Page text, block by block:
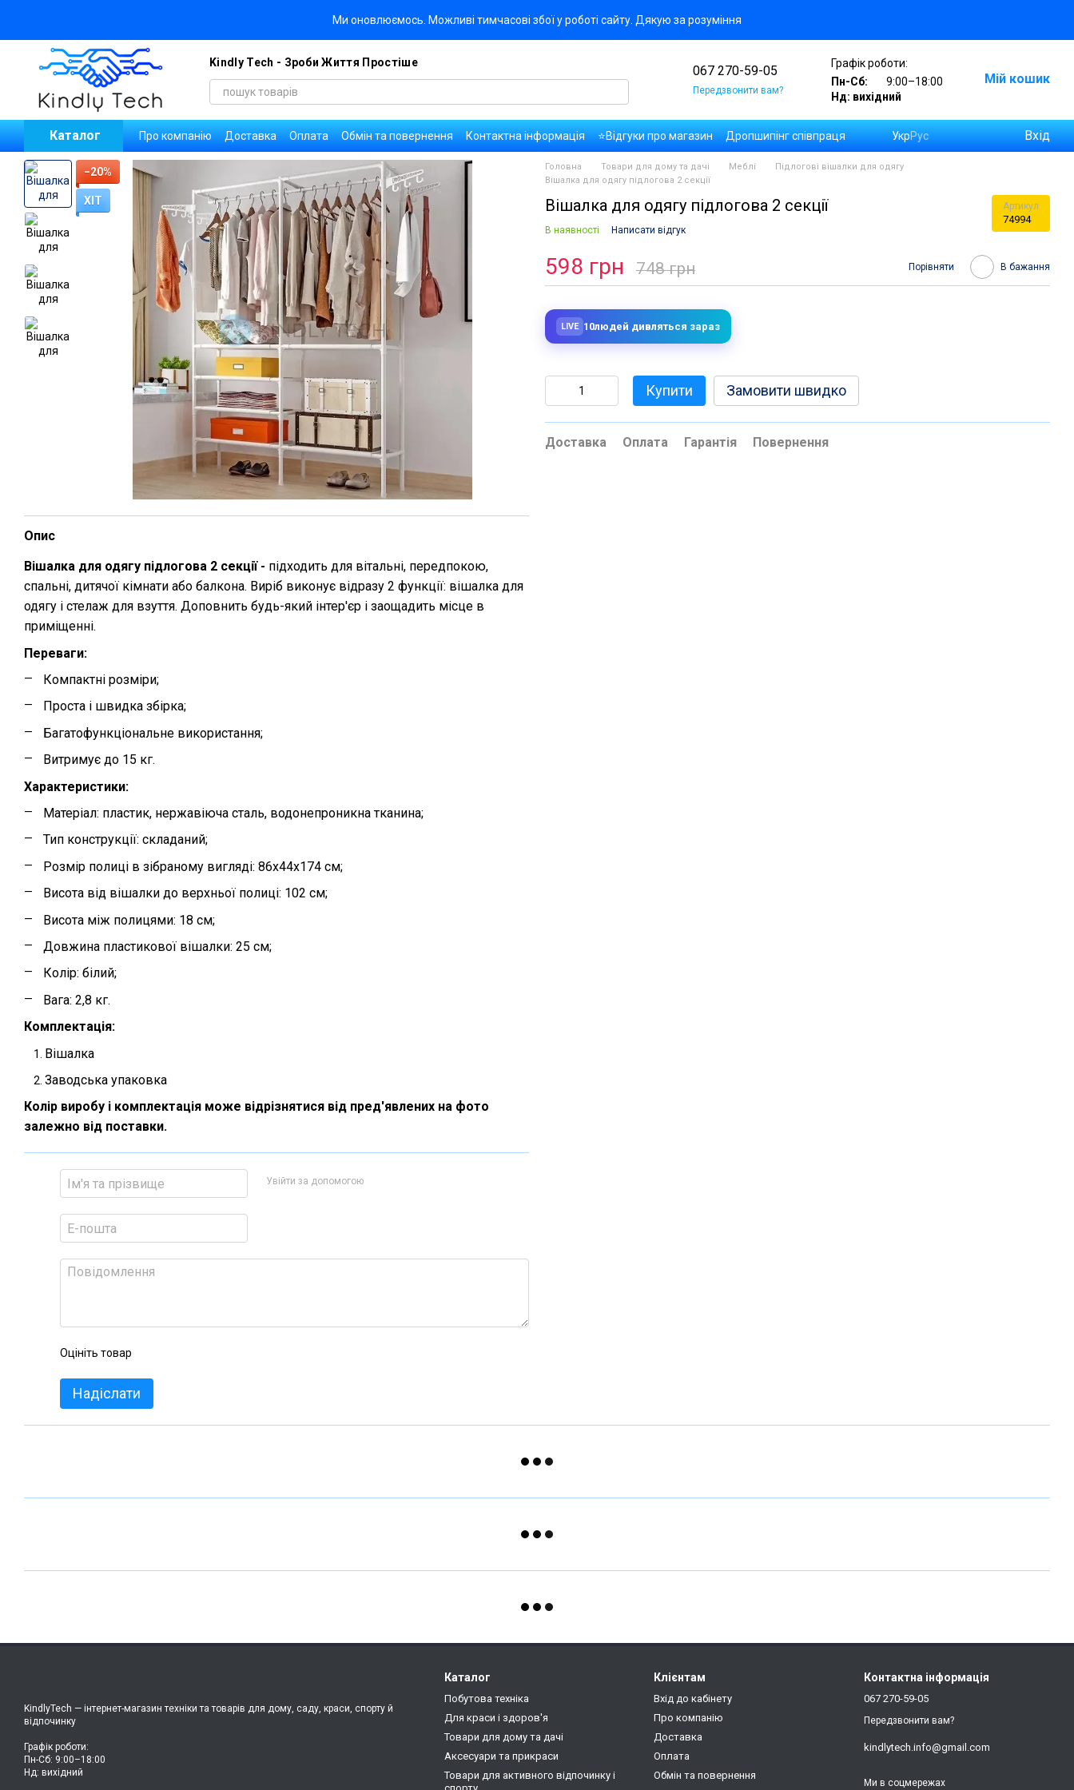
Ми оновлюємось. Можливі тимчасові збої у роботі сайту. Дякую за розуміння
Kindly Tech - Зроби Життя Простіше
067 270-59-05
Передзвонити вам?
Графік роботи:
Пн-Сб:
9:00–18:00
Нд: вихідний
Мій кошик
Каталог Про компанію Доставка Оплата Обмін та повернення Контактна інформація ⭐Відгуки про магазин
Дропшипінг співпраця
Блог
Договір публічної оферти Угода користувача Правила публікації коментарів та відгуків
Оплата замовлень на Новій Пошті
УкрРус Вхід
−20%
ХІТ
Опис
Вішалка для одягу підлогова 2 секції - підходить для вітальні, передпокою,
спальні, дитячої кімнати або балкона. Виріб виконує відразу 2 функції: вішалка для
одягу і стелаж для взуття. Доповнить будь-який інтер'єр і заощадить місце в
приміщенні.
Переваги:
Компактні розміри;
Проста і швидка збірка;
Багатофункціональне використання;
Витримує до 15 кг.
Характеристики:
Матеріал: пластик, нержавіюча сталь, водонепроникна тканина;
Тип конструкції: складаний;
Розмір полиці в зібраному вигляді: 86х44х174 см;
Висота від вішалки до верхньої полиці: 102 см;
Висота між полицями: 18 см;
Довжина пластикової вішалки: 25 см;
Колір: білий;
Вага: 2,8 кг.
Комплектація:
Вішалка
Заводська упаковка
Колір виробу і комплектація може відрізнятися від пред'явлених на фото
залежно від поставки.
Увійти за допомогою
Оцініть товар
Надіслати
Головна Товари для дому та дачі Меблі
Підлогові вішалки для одягу
Вішалка для одягу підлогова 2 секції
Вішалка для одягу підлогова 2 секції Артикул
74994
В наявності Написати відгук
598 грн 748 грн Порівняти В бажання
LIVE 10людей дивляться зараз
Купити Замовити швидко
Доставка Оплата Гарантія Повернення
KindlyTech — інтернет-магазин техніки та товарів для дому, саду, краси, спорту й
відпочинку
Графік роботи:
Пн-Сб: 9:00–18:00
Нд: вихідний
Каталог
Побутова техніка
Для краси і здоров'я
Товари для дому та дачі
Аксесуари та прикраси
Товари для активного відпочинку і
Клієнтам
Вхід до кабінету
Про компанію
Доставка
Оплата
Обмін та повернення
Контактна інформація
067 270-59-05
Передзвонити вам?
kindlytech.info@gmail.com
Ми в соцмережах